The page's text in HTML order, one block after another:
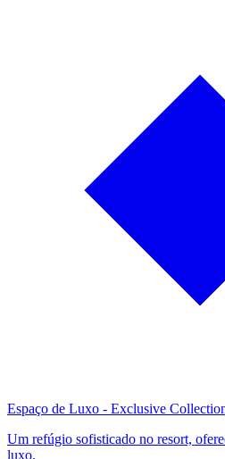
Espaço de Luxo - Exclusive
Um refúgio sofisticado no resort,
luxo.